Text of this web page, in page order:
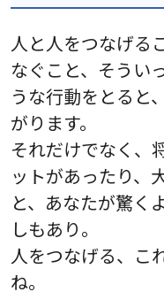
人と人をつなげる
なぐこと、そうい
うな行動をとると
がります。
それだけでなく、
ットがあったり、
と、あなたが驚く
しもあり。
人をつなげる、こ
ね。